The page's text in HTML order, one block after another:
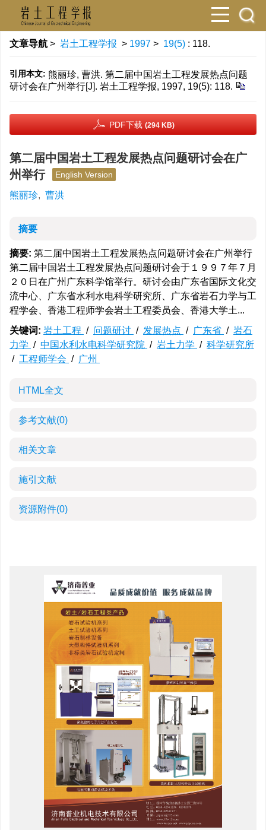
文章导航 > 岩土工程学报 > 1997 > 19(5) : 118.
引用本文: 熊丽珍, 曹洪. 第二届中国岩土工程发展热点问题
研讨会在广州举行[J]. 岩土工程学报, 1997, 19(5): 118.
PDF下载 (294 KB)
第二届中国岩土工程发展热点问题研讨会在广
州举行
English Version
熊丽珍, 曹洪
摘要
摘要: 第二届中国岩土工程发展热点问题研讨会在广州举行
第二届中国岩土工程发展热点问题研讨会于１９９７年７月
２０日在广州广东科学馆举行。研讨会由广东省国际文化交
流中心、广东省水利水电科学研究所、广东省岩石力学与工
程学会、香港工程师学会岩土工程委员会、香港大学土...
关键词: 岩土工程 / 问题研讨 / 发展热点 / 广东省 / 岩石
力学 / 中国水利水电科学研究院 / 岩土力学 / 科学研究所
/ 工程师学会 / 广州
HTML全文
参考文献(0)
相关文章
施引文献
资源附件(0)